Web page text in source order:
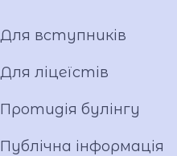
Для вступників
Для ліцеїстів
Протидія булінгу
Публічна інформація